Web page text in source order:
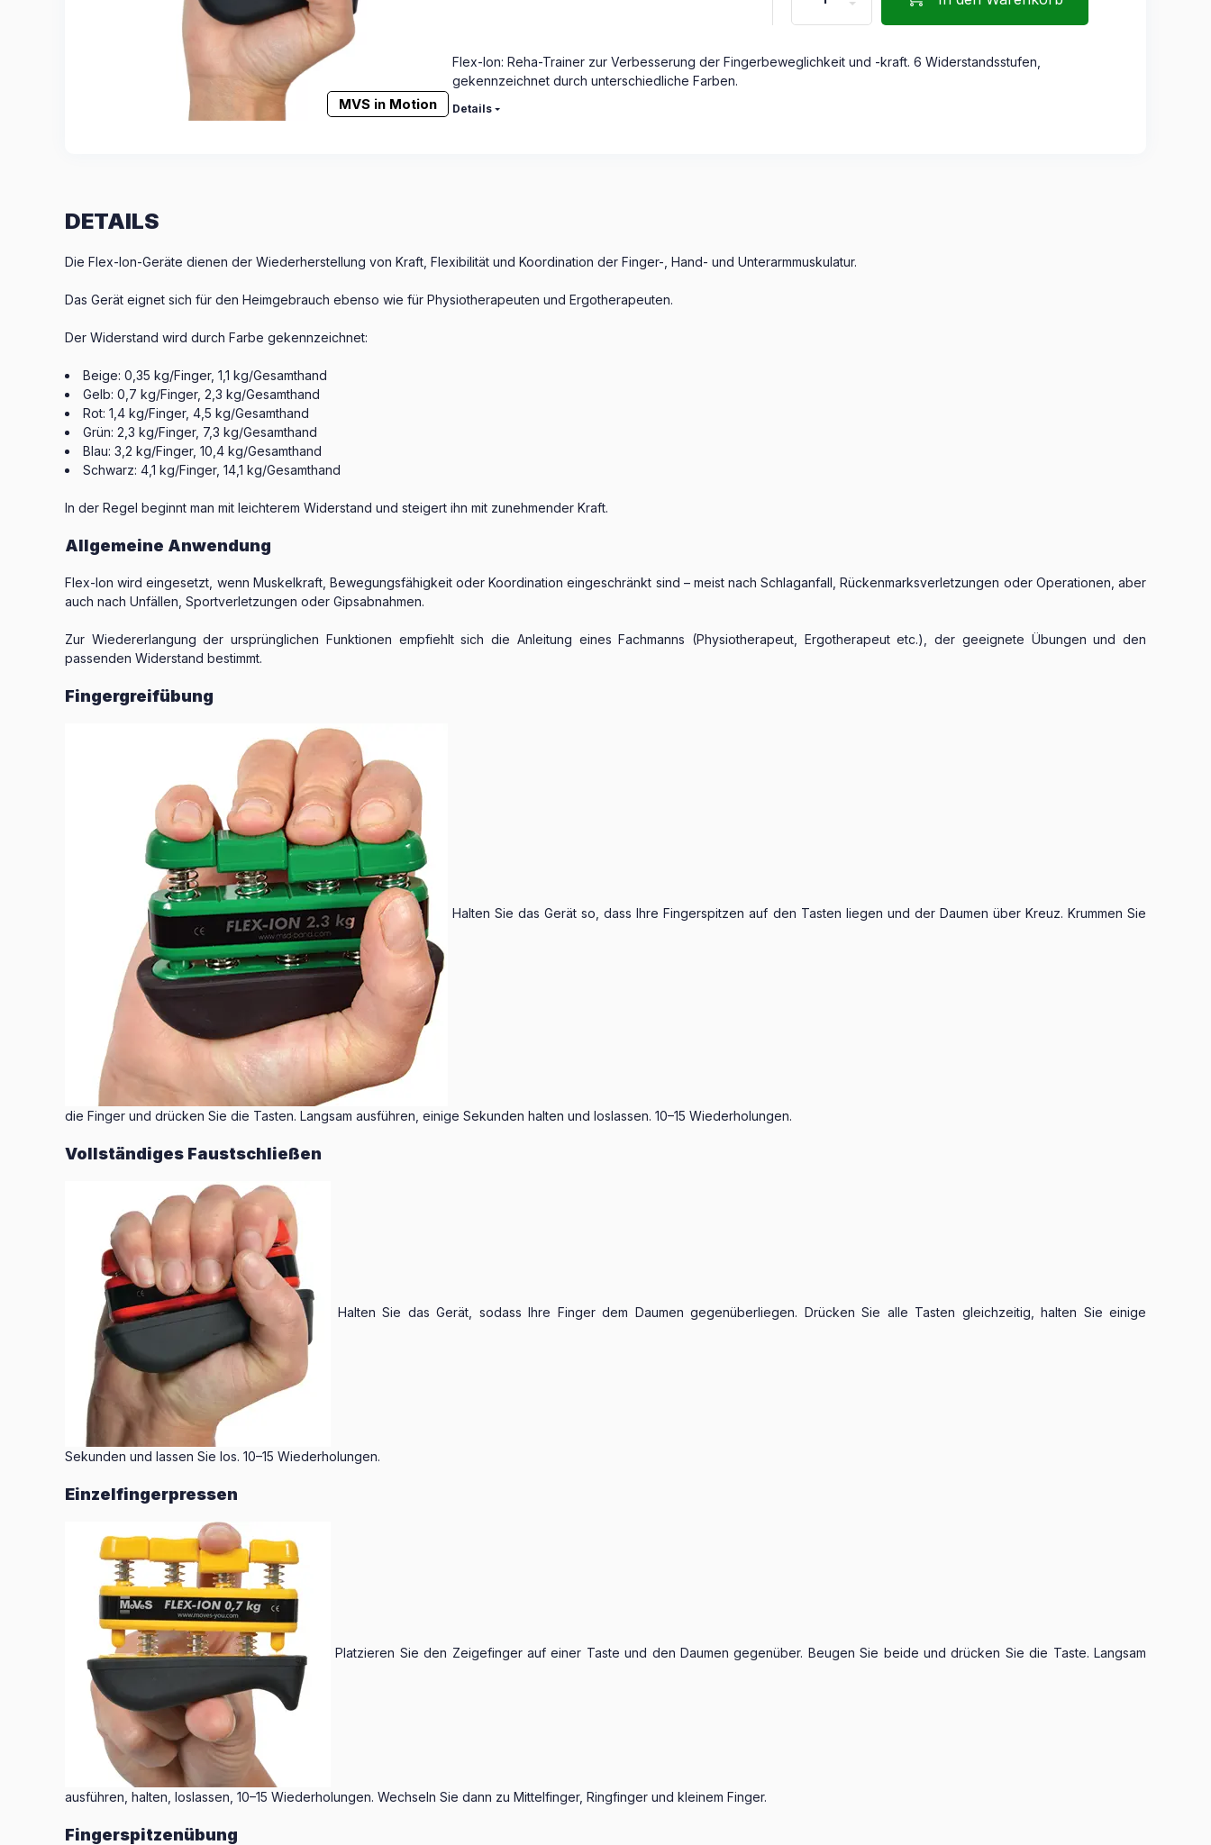
MVS in Motion
Flex-Ion: Reha-Trainer zur Verbesserung der Fingerbeweglichkeit und -kraft. 6 Widerstandsstufen,
gekennzeichnet durch unterschiedliche Farben.
Details
DETAILS
Die Flex-Ion-Geräte dienen der Wiederherstellung von Kraft, Flexibilität und Koordination der Finger-, Hand- und Unterarmmuskulatur.
Das Gerät eignet sich für den Heimgebrauch ebenso wie für Physiotherapeuten und Ergotherapeuten.
Der Widerstand wird durch Farbe gekennzeichnet:
Beige: 0,35 kg/Finger, 1,1 kg/Gesamthand
Gelb: 0,7 kg/Finger, 2,3 kg/Gesamthand
Rot: 1,4 kg/Finger, 4,5 kg/Gesamthand
Grün: 2,3 kg/Finger, 7,3 kg/Gesamthand
Blau: 3,2 kg/Finger, 10,4 kg/Gesamthand
Schwarz: 4,1 kg/Finger, 14,1 kg/Gesamthand
In der Regel beginnt man mit leichterem Widerstand und steigert ihn mit zunehmender Kraft.
Allgemeine Anwendung
Flex-Ion wird eingesetzt, wenn Muskelkraft, Bewegungsfähigkeit oder Koordination eingeschränkt sind – meist nach Schlaganfall, Rückenmarksverletzungen oder Operationen, aber
auch nach Unfällen, Sportverletzungen oder Gipsabnahmen.
Zur Wiedererlangung der ursprünglichen Funktionen empfiehlt sich die Anleitung eines Fachmanns (Physiotherapeut, Ergotherapeut etc.), der geeignete Übungen und den
passenden Widerstand bestimmt.
Fingergreifübung
Halten Sie das Gerät so, dass Ihre Fingerspitzen auf den Tasten liegen und der Daumen über Kreuz. Krum­men Sie
die Finger und drücken Sie die Tasten. Langsam ausführen, einige Sekunden halten und loslassen. 10–15 Wiederholungen.
Vollständiges Faustschließen
Halten Sie das Gerät, sodass Ihre Finger dem Daumen gegenüberliegen. Drücken Sie alle Tasten gleichzeitig, halten Sie einige
Sekunden und lassen Sie los. 10–15 Wiederholungen.
Einzelfingerpressen
Platzieren Sie den Zeigefinger auf einer Taste und den Daumen gegenüber. Beugen Sie beide und drücken Sie die Taste. Langsam
ausführen, halten, loslassen, 10–15 Wiederholungen. Wechseln Sie dann zu Mittelfinger, Ringfinger und kleinem Finger.
Fingerspitzenübung